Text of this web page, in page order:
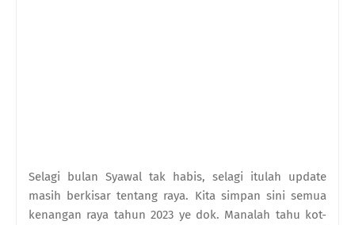
Selagi bulan Syawal tak habis, selagi itulah update
masih berkisar tentang raya. Kita simpan sini semua
kenangan raya tahun 2023 ye dok. Manalah tahu kot-